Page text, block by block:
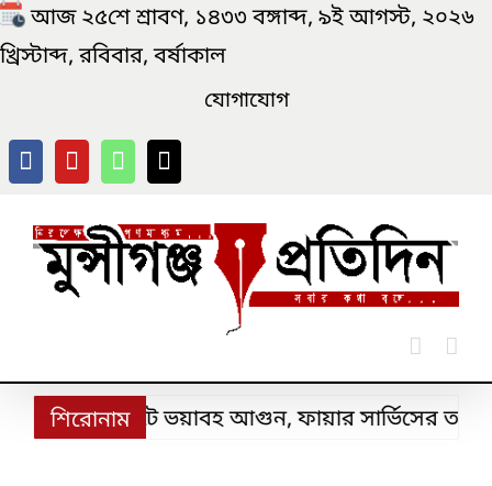
Skip
to
আজ ২৫শে শ্রাবণ, ১৪৩৩ বঙ্গাব্দ, ৯ই আগস্ট, ২০২৬
খ্রিস্টাব্দ, রবিবার, বর্ষাকাল
যোগাযোগ
শিরোনামভয়াবহ আগুন, ফায়ার সার্ভিসের তৎপরতায়